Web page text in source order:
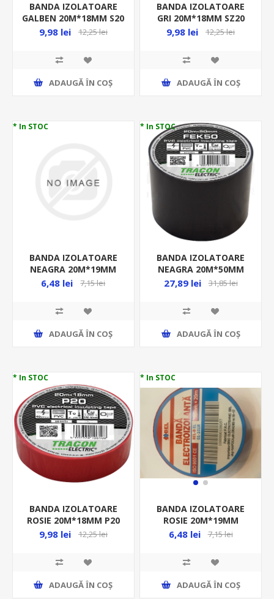
BANDA IZOLATOARE
GALBEN 20M*18MM S20
9,98 lei 12,25 lei
ADAUGĂ ȊN COŞ
BANDA IZOLATOARE
GRI 20M*18MM SZ20
9,98 lei 12,25 lei
ADAUGĂ ȊN COŞ
* In STOC
BANDA IZOLATOARE
NEAGRA 20M*19MM
BEL01-101N
6,48 lei 7,15 lei
ADAUGĂ ȊN COŞ
* In STOC
BANDA IZOLATOARE
NEAGRA 20M*50MM
PVC IGNIFUGA FEK50
27,89 lei 31,85 lei
ADAUGĂ ȊN COŞ
* In STOC
BANDA IZOLATOARE
ROSIE 20M*18MM P20
9,98 lei 12,25 lei
ADAUGĂ ȊN COŞ
* In STOC
BANDA IZOLATOARE
ROSIE 20M*19MM
BEL01-101R
6,48 lei 7,15 lei
ADAUGĂ ȊN COŞ